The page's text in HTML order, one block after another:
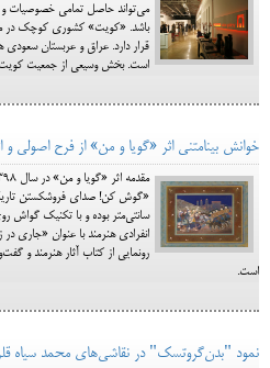
می‌تواند حاصل تمامی خصوصیات
باشد. «کویت» کشوری کوچک در
قرار دارد. عراق و عربستان سعودی
است. بخش وسیعی از جمعیت کویت
خوانش بینامتنی اثر «گویا و من» از فرح اصولی و
سانتی‌متر بوده و با تکنیک گواش
رونمایی از کتاب آثار هنرمند و
است.
نمود "بدن‌گروتسک" در نقاشی‌های محمد سیاه قلم